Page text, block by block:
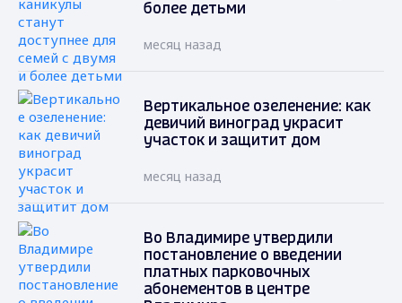
более детьми
месяц назад
Вертикальное озеленение: как
девичий виноград украсит
участок и защитит дом
месяц назад
Во Владимире утвердили
постановление о введении
платных парковочных
абонементов в центре